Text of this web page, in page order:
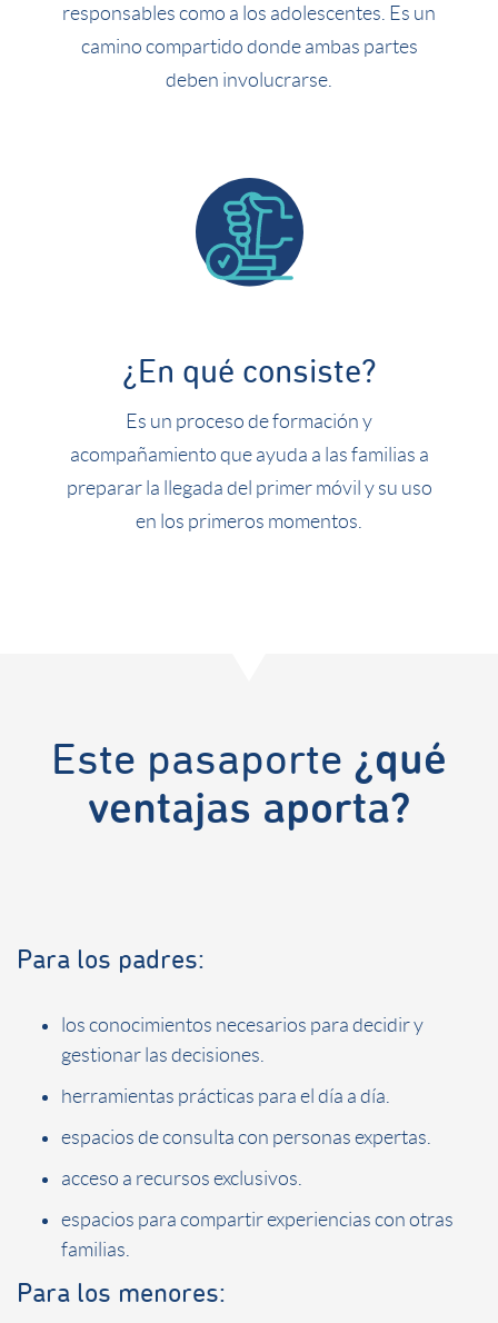
responsables como a los adolescentes. Es un
camino compartido donde ambas partes
deben involucrarse.
¿En qué consiste?
Es un proceso de formación y
acompañamiento que ayuda a las familias a
preparar la llegada del primer móvil y su uso
en los primeros momentos.
Este pasaporte ¿qué
ventajas aporta?
Para los padres:
los conocimientos necesarios para decidir y
gestionar las decisiones.
herramientas prácticas para el día a día.
espacios de consulta con personas expertas.
acceso a recursos exclusivos.
espacios para compartir experiencias con otras
familias.
Para los menores: